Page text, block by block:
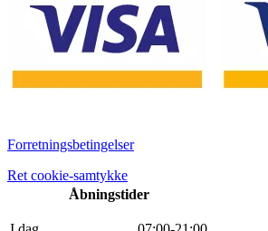
Forretningsbetingelser
Ret cookie-samtykke
Åbningstider